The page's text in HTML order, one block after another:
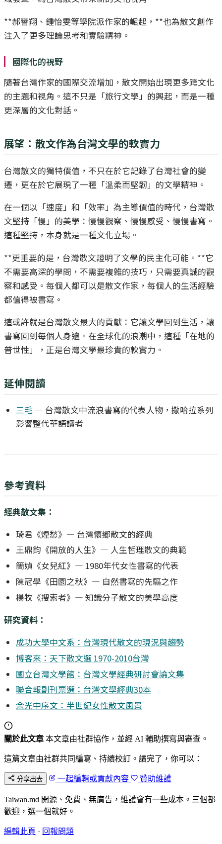
**郝譽翔、鍾怡雯等學院派作家的崛起，**也為散文創作
注入了更多理論思考和實驗精神。
國際化的視野
隨著台灣作家的國際交流增加，散文開始出現更多跨文化
的主題和視角。這不只是「旅行文學」的興起，而是一種
更深層的文化對話。
展望：散文作為台灣文學的軟實力
台灣散文的獨特價值，不只在於它記錄了台灣社會的變
遷，更在於它展現了一種「溫柔而堅韌」的文學精神。
在一個以「速度」和「效率」為主導價值的時代，台灣散
文堅持「慢」的美學：慢慢觀察、慢慢感受、慢慢書寫。
這種堅持，本身就是一種文化立場。
**更重要的是，台灣散文證明了文學的民主化可能。**它
不需要高深的學問，不需要複雜的技巧，只需要真誠的觀
察和感受。每個人都可以是散文作家，每個人的生活經驗
都值得被書寫。
這或許就是台灣散文最大的貢獻：它讓文學回到生活，讓
書寫回到每個人身邊。在全球化的浪潮中，這種「在地的
普世性」，正是台灣文學最珍貴的軟實力。
延伸閱讀
三毛 — 台灣散文中流浪書寫的代表人物，撒哈拉系列
影響整代華語讀者
參考資料
經典散文集：
琦君《煙愁》— 台灣懷鄉散文的經典
王鼎鈞《開放的人生》— 人生哲理散文的典範
簡媜《女兒紅》— 1980年代女性書寫的代表
陳冠學《田園之秋》— 自然書寫的先驅之作
楊牧《搜索者》— 知識分子散文的美學高度
研究資料：
成功大學中文系：台灣現代散文的現況與趨勢
博客來：天下散文選 1970-2010台灣
國立台灣文學館：台灣文學經典研討會論文集
聯合報副刊票選：台灣文學經典30本
余光中序文：半世紀女性散文風景
關於此文章 本文章由社群協作，並經 AI 輔助撰寫與審查。
這篇文章由社群共同編寫、持續校訂。讀完了，你可以：
分享出去 一起編輯或貢獻內容 贊助維護
Taiwan.md 開源、免費、無廣告，維護會有一些成本。三個都
歡迎，選一個就好。
編輯此頁 · 回報問題